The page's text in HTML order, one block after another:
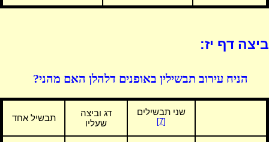
ביצה דף יז:
הניח עירוב תבשילין באופנים דלהלן האם מהני?
שני תבשילים
[7]
דג וביצה
שעליו
תבשיל אחד